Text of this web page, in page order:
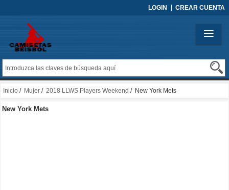
LOGIN CREAR CUENTA
Inicio / Mujer / 2018 LLWS Players Weekend / New York Mets
New York Mets